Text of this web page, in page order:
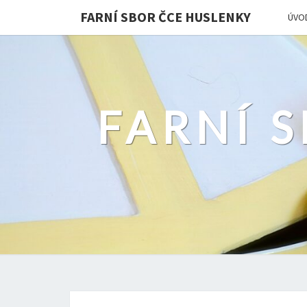
FARNÍ SBOR ČCE HUSLENKY
FARNÍ